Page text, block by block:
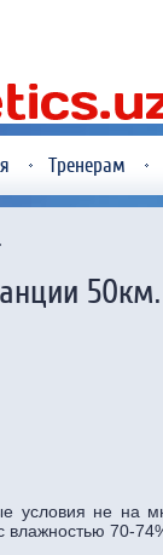
Тренерам
50км.
условия не
влажностью 70-